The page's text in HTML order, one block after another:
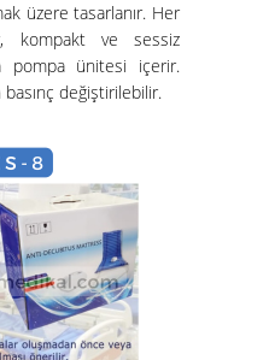
üzere tasarlanır. Her
kompakt ve sessiz
pompa ünitesi içerir.
değiştirilebilir.